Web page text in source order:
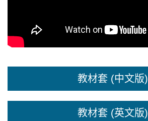
教材套 (中文版)
教材套 (英文版)